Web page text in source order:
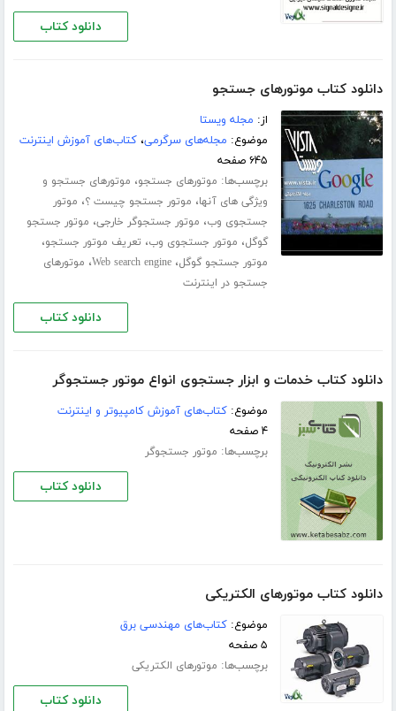
دانلود کتاب
دانلود کتاب موتورهای جستجو
از: مجله ویستا
موضوع: مجله‌های سرگرمی،کتاب‌های آموزش اینترنت
۶۴۵ صفحه
برچسب‌ها: موتورهای جستجو، موتورهای جستجو و
ویژگی های آنها، موتور جستجو چیست ؟، موتور
جستجوی وب، موتور جستجوگر خارجی، موتور جستجو
گوگل، موتور جستجوی وب، تعریف موتور جستجو،
موتور جستجو گوگل،Web search engine، موتورهای
جستجو در اینترنت
دانلود کتاب
دانلود کتاب خدمات و ابزار جستجوی انواع موتور جستجوگر
موضوع:کتاب‌های آموزش کامپیوتر و اینترنت
۴ صفحه
برچسب‌ها: موتور جستجوگر
دانلود کتاب
دانلود کتاب موتورهای الکتریکی
موضوع:کتاب‌های مهندسی برق
۵ صفحه
برچسب‌ها: موتورهای الکتریکی
دانلود کتاب